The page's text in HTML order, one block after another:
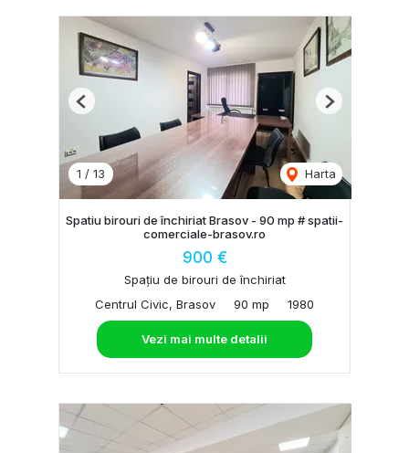
1 / 13 Harta
Previous Next
Spatiu birouri de închiriat Brasov - 90 mp # spatii-
comerciale-brasov.ro
900 €
Spațiu de birouri de închiriat
Centrul Civic, Brasov
90 mp 1980
Vezi mai multe detalii